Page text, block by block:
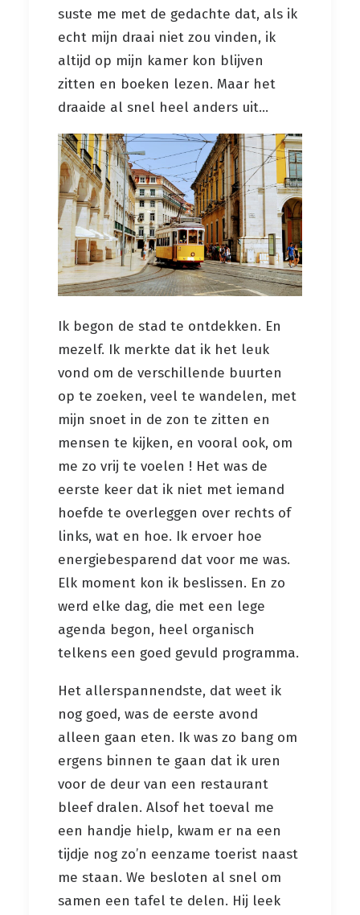
suste me met de gedachte dat, als ik
echt mijn draai niet zou vinden, ik
altijd op mijn kamer kon blijven
zitten en boeken lezen. Maar het
draaide al snel heel anders uit...
Ik begon de stad te ontdekken. En
mezelf. Ik merkte dat ik het leuk
vond om de verschillende buurten
op te zoeken, veel te wandelen, met
mijn snoet in de zon te zitten en
mensen te kijken, en vooral ook, om
me zo vrij te voelen ! Het was de
eerste keer dat ik niet met iemand
hoefde te overleggen over rechts of
links, wat en hoe. Ik ervoer hoe
energiebesparend dat voor me was.
Elk moment kon ik beslissen. En zo
werd elke dag, die met een lege
agenda begon, heel organisch
telkens een goed gevuld programma.
Het allerspannendste, dat weet ik
nog goed, was de eerste avond
alleen gaan eten. Ik was zo bang om
ergens binnen te gaan dat ik uren
voor de deur van een restaurant
bleef dralen. Alsof het toeval me
een handje hielp, kwam er na een
tijdje nog zo’n eenzame toerist naast
me staan. We besloten al snel om
samen een tafel te delen. Hij leek